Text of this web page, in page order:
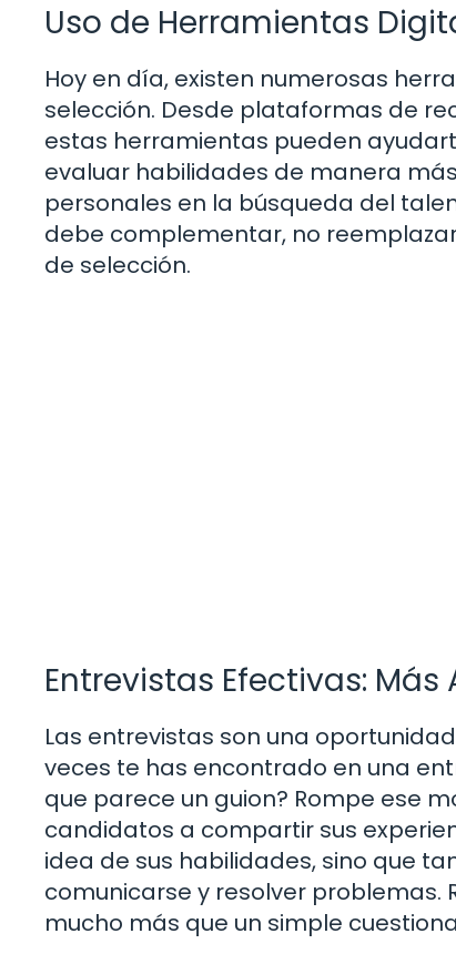
Uso de Herramientas
Hoy en día, existen numerosas
selección. Desde plataformas de
estas herramientas pueden
evaluar habilidades de manera
personales en la búsqueda del
debe complementar, no
de selección.
Entrevistas Efectivas:
Las entrevistas son una
veces te has encontrado en una
que parece un guion? Rompe ese
candidatos a compartir sus
idea de sus habilidades, sino que
comunicarse y resolver problemas.
mucho más que un simple